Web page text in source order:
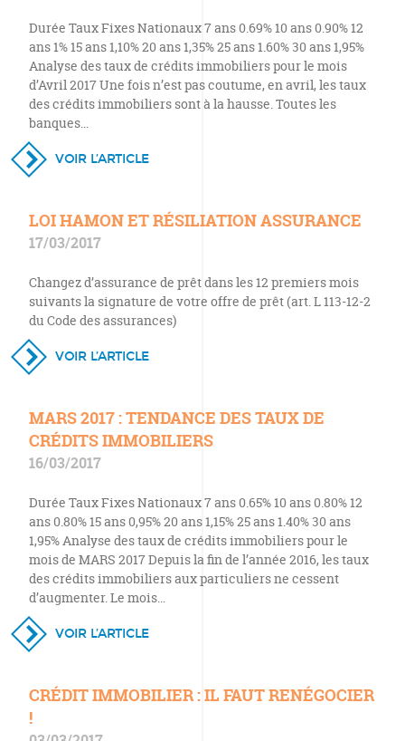
Durée Taux Fixes Nationaux 7 ans 0.69% 10 ans 0.90% 12
ans 1% 15 ans 1,10% 20 ans 1,35% 25 ans 1.60% 30 ans 1,95%
Analyse des taux de crédits immobiliers pour le mois
d’Avril 2017 Une fois n’est pas coutume, en avril, les taux
des crédits immobiliers sont à la hausse. Toutes les
banques…
VOIR L’ARTICLE
LOI HAMON ET RÉSILIATION ASSURANCE
17/03/2017
Changez d’assurance de prêt dans les 12 premiers mois
suivants la signature de votre offre de prêt (art. L 113-12-2
du Code des assurances)
VOIR L’ARTICLE
MARS 2017 : TENDANCE DES TAUX DE
CRÉDITS IMMOBILIERS
16/03/2017
Durée Taux Fixes Nationaux 7 ans 0.65% 10 ans 0.80% 12
ans 0.80% 15 ans 0,95% 20 ans 1,15% 25 ans 1.40% 30 ans
1,95% Analyse des taux de crédits immobiliers pour le
mois de MARS 2017 Depuis la fin de l’année 2016, les taux
des crédits immobiliers aux particuliers ne cessent
d’augmenter. Le mois…
VOIR L’ARTICLE
CRÉDIT IMMOBILIER : IL FAUT RENÉGOCIER
!